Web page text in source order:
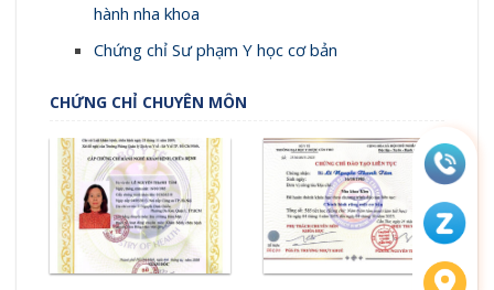
hành nha khoa
Chứng chỉ Sư phạm Y học cơ bản
CHỨNG CHỈ CHUYÊN MÔN